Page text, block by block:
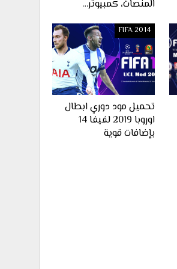
المنصات، كمبيوتر…
FIFA 2014
تحميل مود دوري ابطال
اوروبا 2019 لفيفا 14
بإضافات قوية